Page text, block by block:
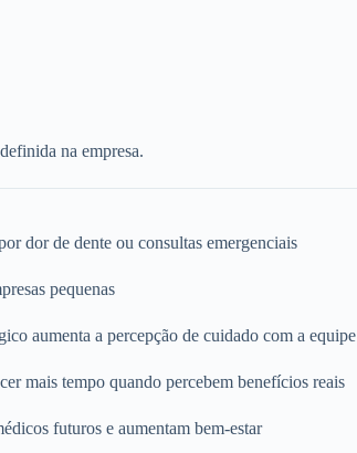
na empresa.
dor de dente ou consultas emergenciais
pequenas
aumenta a percepção de cuidado com a equipe
mais tempo quando percebem benefícios reais
futuros e aumentam bem-estar